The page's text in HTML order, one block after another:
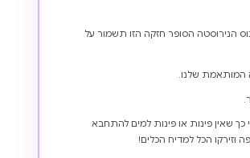
הנירוסטה הסופר חזקה הזו תשמור על
המותאמת שלנו.
שאין פינות או פינות למים להתחבא
וזירקו הכל למדיח הכלים!